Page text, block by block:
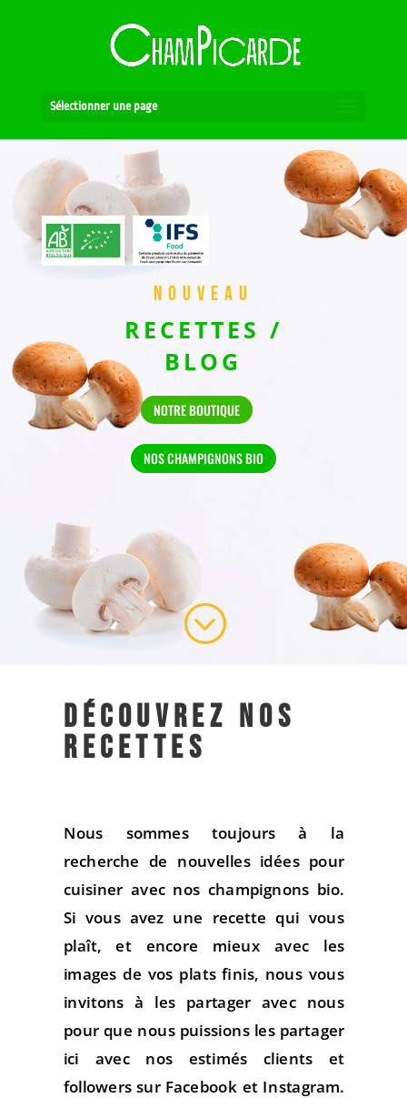
Sélectionner une page
NOUVEAU
RECETTES /
BLOG
NOTRE BOUTIQUE
NOS CHAMPIGNONS BIO
;
découvrez nos
recettes
Nous sommes toujours à la
recherche de nouvelles idées pour
cuisiner avec nos champignons bio.
Si vous avez une recette qui vous
plaît, et encore mieux avec les
images de vos plats finis, nous vous
invitons à les partager avec nous
pour que nous puissions les partager
ici avec nos estimés clients et
followers sur Facebook et Instagram.